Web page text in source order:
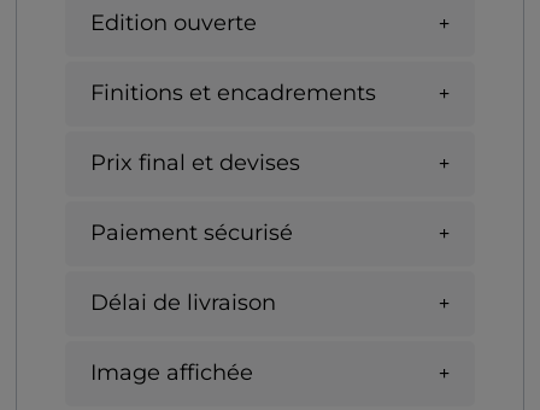
Edition ouverte
Finitions et encadrements
Prix final et devises
Paiement sécurisé
Délai de livraison
Image affichée